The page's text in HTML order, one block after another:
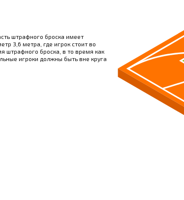
штрафного броска имеет
3,6 метра, где игрок стоит во
штрафного броска, в то время как
игроки должны быть вне круга